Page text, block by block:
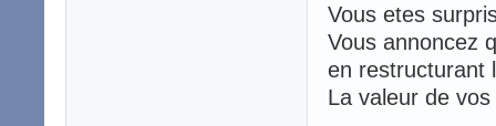
Vous etes
Vous annoncez
en restructurant
La valeur de